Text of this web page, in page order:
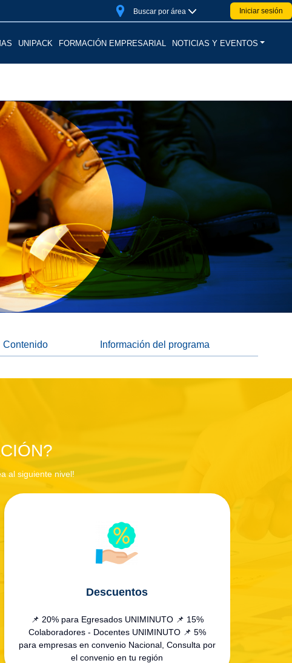
menúBuscar por área
User
account
Iniciar sesión
UNIPACK FORMACIÓN EMPRESARIAL NOTICIAS Y EVENTOS
Contenido Información del programa
al siguiente nivel!
Descuentos
📌 20% para Egresados UNIMINUTO 📌 15%
Colaboradores - Docentes UNIMINUTO 📌 5%
para empresas en convenio Nacional, Consulta por
el convenio en tu región